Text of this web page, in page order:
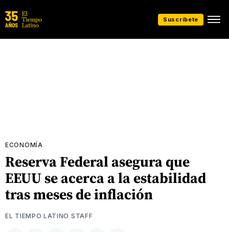
Suscríbete
ECONOMÍA
Reserva Federal asegura que
EEUU se acerca a la estabilidad
tras meses de inflación
EL TIEMPO LATINO STAFF